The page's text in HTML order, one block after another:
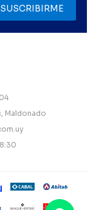
Maldonado
SUSCRIBIRME